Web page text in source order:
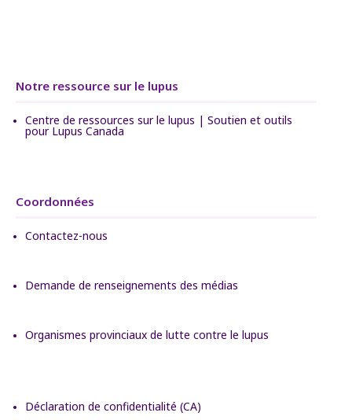
Notre ressource sur le lupus
Centre de ressources sur le lupus | Soutien et outils
pour Lupus Canada
Coordonnées
Contactez-nous
Demande de renseignements des médias
Organismes provinciaux de lutte contre le lupus
Déclaration de confidentialité (CA)